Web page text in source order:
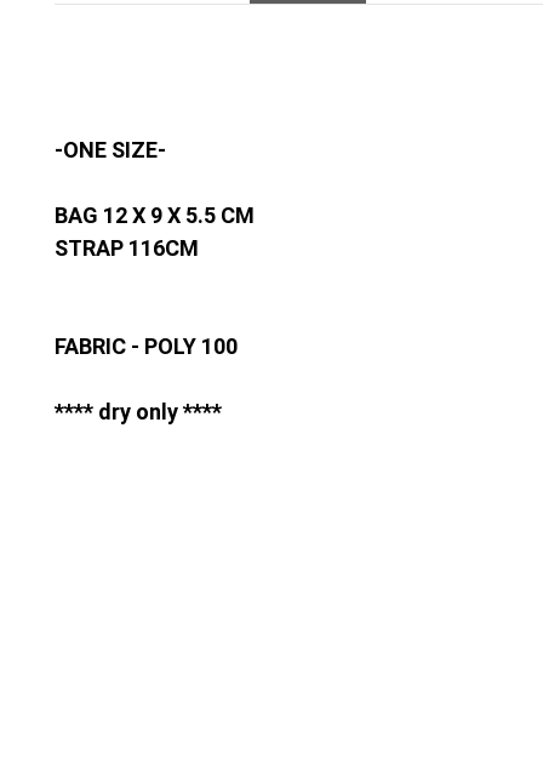
-ONE SIZE-
BAG 12 X 9 X 5.5 CM
STRAP 116CM
FABRIC - POLY 100
**** dry only ****